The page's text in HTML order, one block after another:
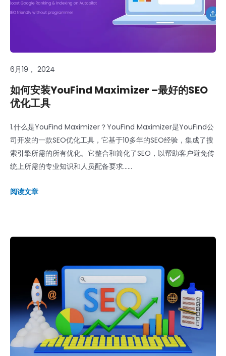
6月19， 2024
如何安装YouFind Maximizer –最好的SEO
优化工具
1.什么是YouFind Maximizer？YouFind Maximizer是YouFind公
司开发的一款SEO优化工具，它基于10多年的SEO经验，集成了搜
索引擎所需的所有优化。它整合和简化了SEO，以帮助客户避免传
统上所需的专业知识和人员配备要求......
阅读文章